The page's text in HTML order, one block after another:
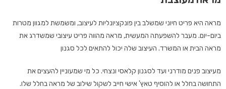
מראה היא פריט חיוני שמשלב בין פונקציונליות לעיצוב, ומשמשת למגוון מטרות
ביום-יום. מעבר להשפעתה המעשית, מראה מהווה פריט עיצובי שמשדרג את
מראה הבית או המשרד. העיצוב שלה יכול להתאים לכל סגנון
מעיצוב פנים מודרני ועד לסגנון קלאסי ונצחי. כל מי שמעוניין להעצים את
התחושה בחלל או להוסיף טאץ' אישי חייב לשקול שילוב של מראה בחלל שלו.